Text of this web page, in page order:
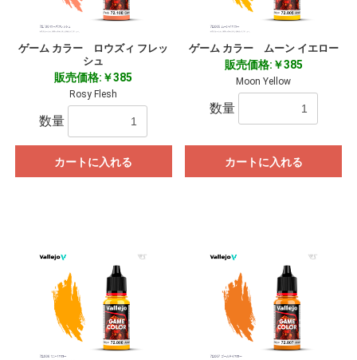
ゲーム カラー ロウズィ フレッ
シュ
販売価格:￥385
Rosy Flesh
数量
カートに入れる
ゲーム カラー ムーン イエロー
販売価格:￥385
Moon Yellow
数量
カートに入れる